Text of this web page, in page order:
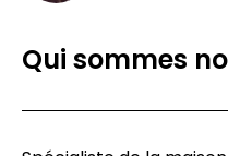
Qui sommes